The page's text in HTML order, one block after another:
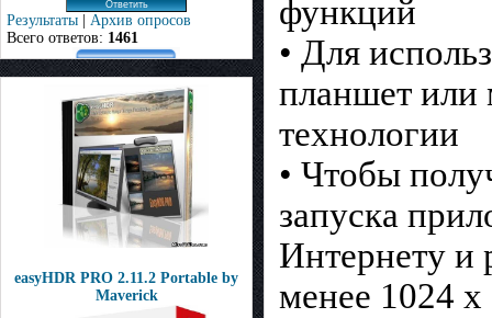
Результаты | Архив опросов
Всего ответов: 1461
easyHDR PRO 2.11.2 Portable by
Maverick
функций
• Для
планшет или
технологии
• Чтобы
запуска
Интернету и
менее 1024 x